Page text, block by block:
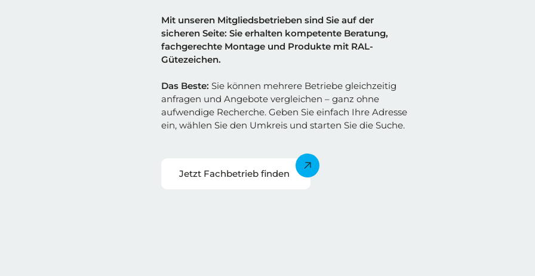
Mit unseren Mitgliedsbetrieben sind Sie auf der
sicheren Seite: Sie erhalten kompetente Beratung,
fachgerechte Montage und Produkte mit RAL-
Gütezeichen.
Das Beste: Sie können mehrere Betriebe gleichzeitig
anfragen und Angebote vergleichen – ganz ohne
aufwendige Recherche. Geben Sie einfach Ihre Adresse
ein, wählen Sie den Umkreis und starten Sie die Suche.
Jetzt Fachbetrieb finden